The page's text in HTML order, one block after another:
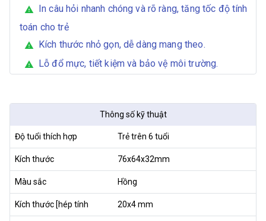
warning
In câu hỏi nhanh chóng và rõ ràng, tăng tốc độ tính
toán cho trẻ
warning Kích thước nhỏ gọn, dễ dàng mang theo.
warning Lỗ đổ mực, tiết kiệm và bảo vệ môi trường.
Thông số kỹ thuật
Độ tuổi thích hợp Trẻ trên 6 tuổi
Kích thước 76x64x32mm
Màu sắc Hồng
Kích thước [hép tính 20x4 mm